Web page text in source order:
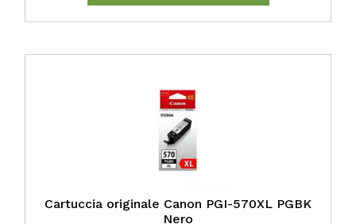
Cartuccia originale Canon PGI-570XL PGBK
Nero